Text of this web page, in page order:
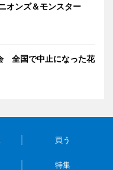
オンズ＆モンスター
全国で中止になった花
買う
特集